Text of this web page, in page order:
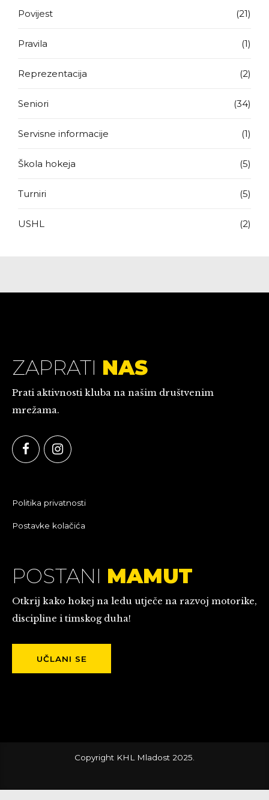
Povijest (21)
Pravila (1)
Reprezentacija (2)
Seniori (34)
Servisne informacije (1)
Škola hokeja (5)
Turniri (5)
USHL (2)
ZAPRATI NAS
Prati aktivnosti kluba na našim društvenim
mrežama.
Politika privatnosti
Postavke kolačića
POSTANI MAMUT
Otkrij kako hokej na ledu utječe na razvoj motorike,
discipline i timskog duha!
UČLANI SE
Copyright KHL Mladost 2025.